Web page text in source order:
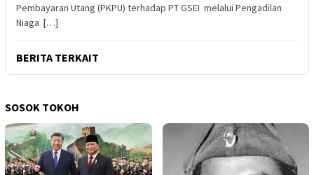
Pembayaran Utang (PKPU) terhadap PT GSEI melalui Pengadilan
Niaga […]
BERITA TERKAIT
SOSOK TOKOH